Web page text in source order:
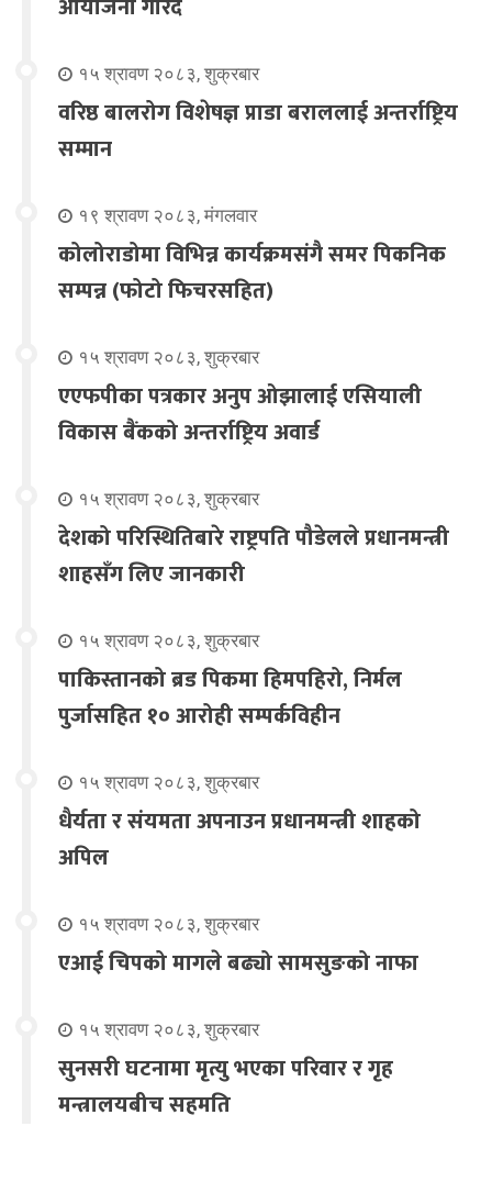
१५ श्रावण २०८३, शुक्रबार
वरिष्ठ बालरोग विशेषज्ञ प्राडा बराललाई अन्तर्राष्ट्रिय
सम्मान
१९ श्रावण २०८३, मंगलवार
कोलोराडोमा विभिन्न कार्यक्रमसंगै समर पिकनिक
सम्पन्न (फोटो फिचरसहित)
१५ श्रावण २०८३, शुक्रबार
एएफपीका पत्रकार अनुप ओझालाई एसियाली
विकास बैंकको अन्तर्राष्ट्रिय अवार्ड
१५ श्रावण २०८३, शुक्रबार
देशको परिस्थितिबारे राष्ट्रपति पौडेलले प्रधानमन्त्री
शाहसँग लिए जानकारी
१५ श्रावण २०८३, शुक्रबार
पाकिस्तानको ब्रड पिकमा हिमपहिरो, निर्मल
पुर्जासहित १० आरोही सम्पर्कविहीन
१५ श्रावण २०८३, शुक्रबार
धैर्यता र संयमता अपनाउन प्रधानमन्त्री शाहको
अपिल
१५ श्रावण २०८३, शुक्रबार
एआई चिपको मागले बढ्यो सामसुङको नाफा
१५ श्रावण २०८३, शुक्रबार
सुनसरी घटनामा मृत्यु भएका परिवार र गृह
मन्त्रालयबीच सहमति